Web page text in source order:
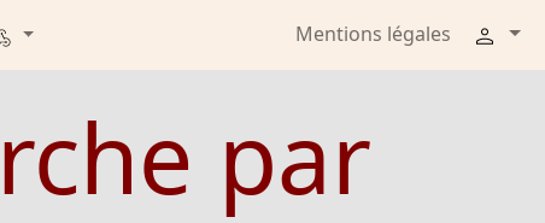
Mentions légales
par